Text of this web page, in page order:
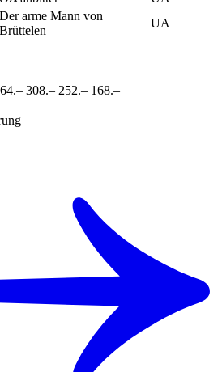
Der arme Mann von
Brüttelen
UA
308.– 252.– 168.–